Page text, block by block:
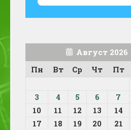
Август 2026
Пн
Вт Ср Чт Пт
3
4 5 6 7
10
11 12 13 14
17
18 19 20 21